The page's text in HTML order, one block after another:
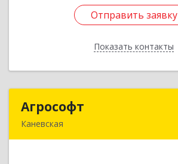
Отправить заявку
Показать контакты
Отправить заявку
Назад
Агрософт
Каневская